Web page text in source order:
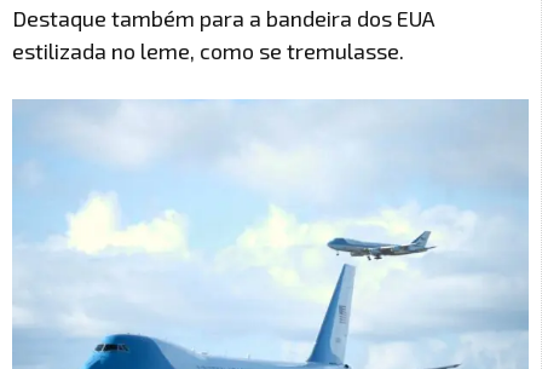
Destaque também para a bandeira dos EUA
estilizada no leme, como se tremulasse.